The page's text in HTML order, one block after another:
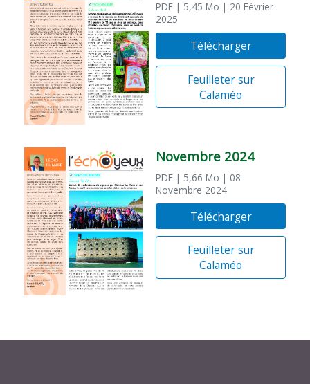
PDF | 5,45 Mo | 20 Février
2025
Télécharger
Feuilleter sur
Calaméo
Novembre 2024
PDF | 5,66 Mo | 08
Novembre 2024
Télécharger
Feuilleter sur
Calaméo